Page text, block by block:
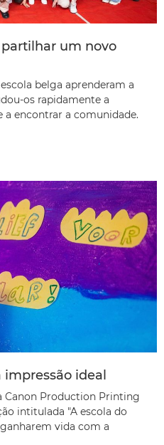
um novo
belga aprenderam a
os rapidamente a
encontrar a comunidade.
ideal
Canon Production Printing
intitulada "A escola do
vida com a